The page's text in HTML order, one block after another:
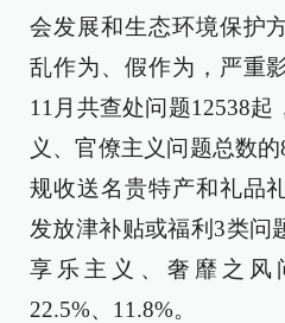
会发展和生态环境保护
乱作为、假作为，严重
11月共查处问题12538
义、官僚主义问题总数
规收送名贵特产和礼品
发放津补贴或福利3类问
享乐主义、奢靡之风
22.5%、11.8%。